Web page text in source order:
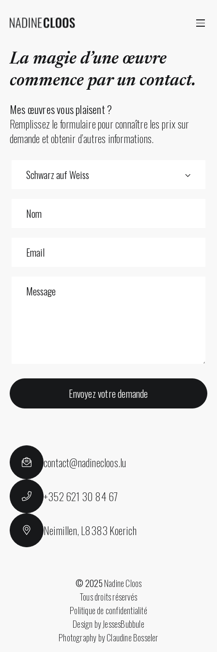
contact@nadinecloos.lu
+352 621 30 84 67
Neimillen, L8383 Koerich
La magie d’une œuvre
commence par un contact.
Mes œuvres vous plaisent ?
Remplissez le formulaire pour connaître les prix sur
demande et obtenir d’autres informations.
Envoyez votre demande
© 2025Nadine Cloos
Tous droits réservés
Politique de confidentialité
Design by JessesBubbule
Photography byClaudine Bosseler